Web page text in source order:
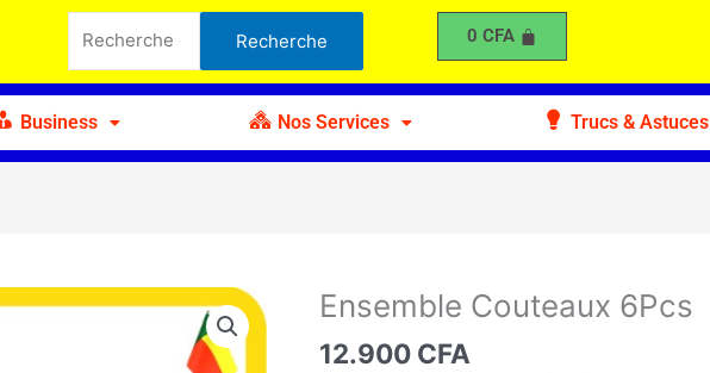
pour :
Recherche 0 CFA
Business Nos Services Trucs & Astuces
Ensemble Couteaux 6Pcs
12.900 CFA
quantité
Ensemble
Couteaux